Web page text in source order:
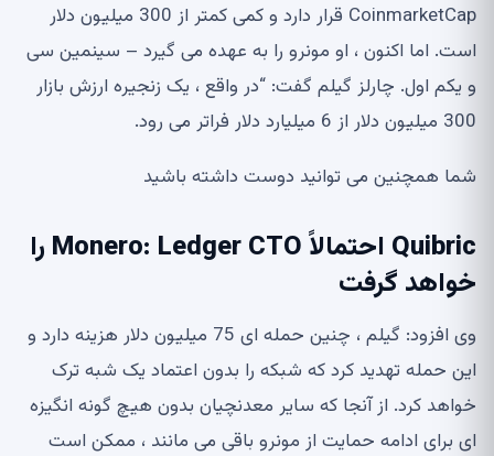
CoinmarketCap قرار دارد و کمی کمتر از 300 میلیون دلار
است. اما اکنون ، او مونرو را به عهده می گیرد – سینمین سی
و یکم اول. چارلز گیلم گفت: “در واقع ، یک زنجیره ارزش بازار
300 میلیون دلار از 6 میلیارد دلار فراتر می رود.
شما همچنین می توانید دوست داشته باشید
Quibric احتمالاً Monero: Ledger CTO را
خواهد گرفت
وی افزود: گیلم ، چنین حمله ای 75 میلیون دلار هزینه دارد و
این حمله تهدید کرد که شبکه را بدون اعتماد یک شبه ترک
خواهد کرد. از آنجا که سایر معدنچیان بدون هیچ گونه انگیزه
ای برای ادامه حمایت از مونرو باقی می مانند ، ممکن است